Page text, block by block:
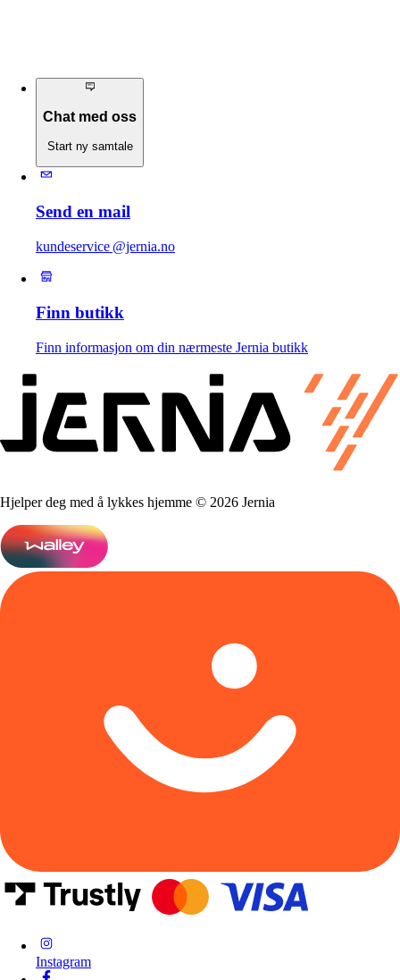
Chat med oss
Start ny samtale
Send en mail
kundeservice @jernia.no
Finn butikk
Finn informasjon om din nærmeste Jernia butikk
Hjelper deg med å lykkes hjemme © 2026 Jernia
Instagram